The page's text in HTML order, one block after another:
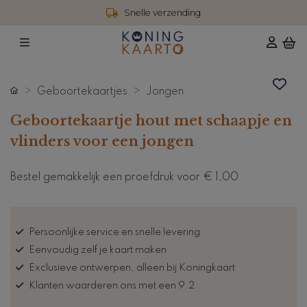
Snelle verzending
Geboortekaartjes Jongen
Geboortekaartje hout met schaapje en
vlinders voor een jongen
Bestel gemakkelijk een proefdruk voor € 1,00
Persoonlijke service en snelle levering
Eenvoudig zelf je kaart maken
Exclusieve ontwerpen, alleen bij Koningkaart
Klanten waarderen ons met een 9.2